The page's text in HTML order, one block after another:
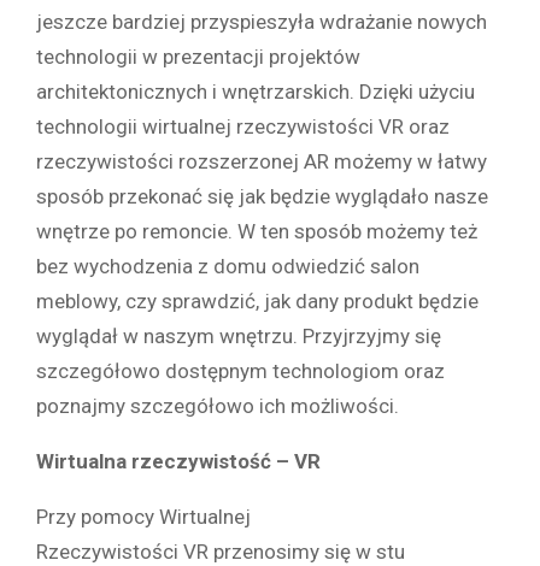
jeszcze bardziej przyspieszyła wdrażanie nowych
technologii w prezentacji projektów
architektonicznych i wnętrzarskich. Dzięki użyciu
technologii wirtualnej rzeczywistości VR oraz
rzeczywistości rozszerzonej AR możemy w łatwy
sposób przekonać się jak będzie wyglądało nasze
wnętrze po remoncie. W ten sposób możemy też
bez wychodzenia z domu odwiedzić salon
meblowy, czy sprawdzić, jak dany produkt będzie
wyglądał w naszym wnętrzu. Przyjrzyjmy się
szczegółowo dostępnym technologiom oraz
poznajmy szczegółowo ich możliwości.
Wirtualna rzeczywistość – VR
Przy pomocy Wirtualnej
Rzeczywistości VR przenosimy się w stu